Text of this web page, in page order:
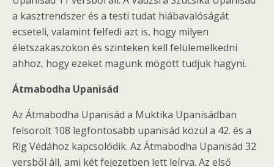
a kasztrendszer és a testi tudat hiábavalóságát
ecseteli, valamint felfedi azt is, hogy milyen
életszakaszokon és szinteken kell felülemelkedni
ahhoz, hogy ezeket magunk mögött tudjuk hagyni.
Átmabodha Upanisád
Az Átmabodha Upanisád a Muktika Upanisádban
felsorolt 108 legfontosabb upanisád közül a 42. és a
Rig Védához kapcsolódik. Az Átmabodha Upanisád 32
versből áll, ami két fejezetben lett leírva. Az első